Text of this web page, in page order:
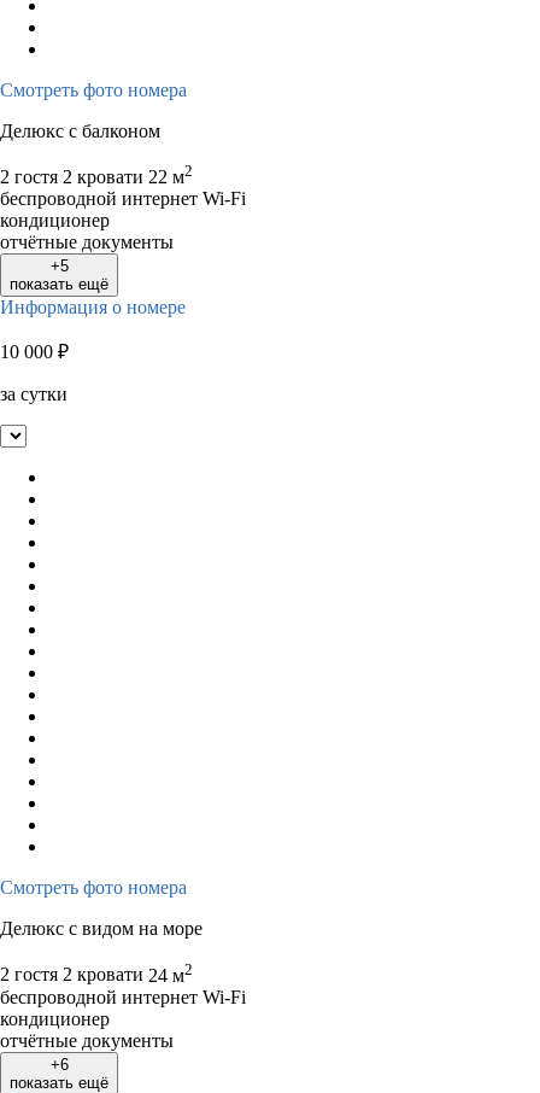
Смотреть фото номера
Делюкс с балконом
2 гостя 2 кровати 22 м2
беспроводной интернет Wi-Fi
кондиционер
отчётные документы
+5
показать ещё
Информация о номере
10 000 ₽
за сутки
Смотреть фото номера
Делюкс с видом на море
2 гостя 2 кровати 24 м2
беспроводной интернет Wi-Fi
кондиционер
отчётные документы
+6
показать ещё